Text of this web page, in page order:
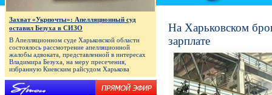
На Харьковском
зарплате
Захват «Укрпочты»: Апелляционный суд
оставил Безуха в СИЗО
В Апелляционном суде Харьковской области
состоялось рассмотрение апелляционной
жалобы адвоката, представленной в интересах
Владимира Безуха, на меру пресечения,
избранную Киевским райсудом Харькова